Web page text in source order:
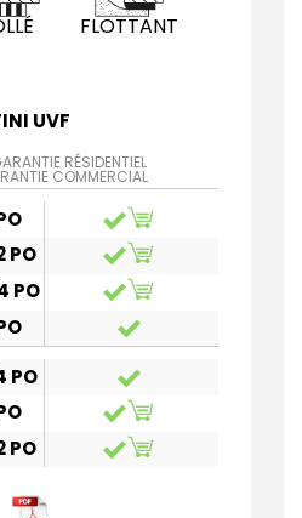
FLOTTANT
UVF
RÉSIDENTIEL
COMMERCIAL
PO
PO
PO
PO